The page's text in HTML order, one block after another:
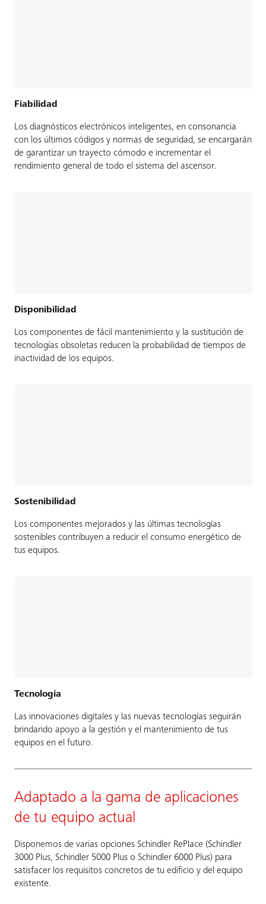
Fiabilidad
Los diagnósticos electrónicos inteligentes, en consonancia
con los últimos códigos y normas de seguridad, se encargarán
de garantizar un trayecto cómodo e incrementar el
rendimiento general de todo el sistema del ascensor.
Disponibilidad
Los componentes de fácil mantenimiento y la sustitución de
tecnologías obsoletas reducen la probabilidad de tiempos de
inactividad de los equipos.
Sostenibilidad
Los componentes mejorados y las últimas tecnologías
sostenibles contribuyen a reducir el consumo energético de
tus equipos.
Tecnología
Las innovaciones digitales y las nuevas tecnologías seguirán
brindando apoyo a la gestión y el mantenimiento de tus
equipos en el futuro.
Adaptado a la gama de aplicaciones
de tu equipo actual
Disponemos de varias opciones Schindler RePlace (Schindler
3000 Plus, Schindler 5000 Plus o Schindler 6000 Plus) para
satisfacer los requisitos concretos de tu edificio y del equipo
existente.